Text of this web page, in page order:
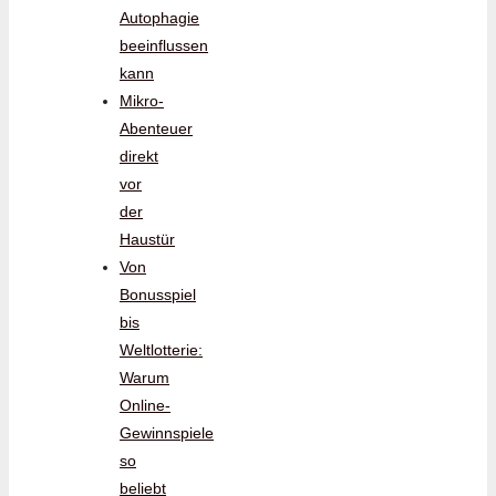
Autophagie
beeinflussen
kann
Mikro-
Abenteuer
direkt
vor
der
Haustür
Von
Bonusspiel
bis
Weltlotterie:
Warum
Online-
Gewinnspiele
so
beliebt